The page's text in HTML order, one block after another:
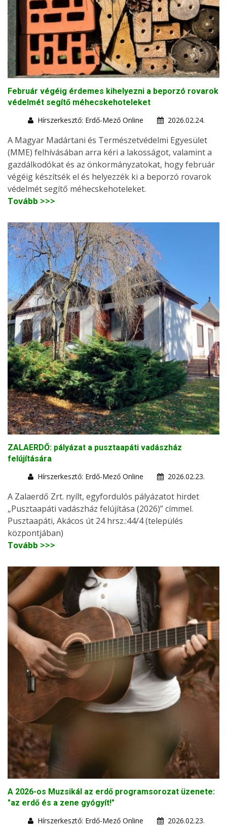
Február végéig érdemes kihelyezni a beporzó rovarok
védelmét segítő méhecskehoteleket
Hírszerkesztő: Erdő-Mező Online
2026.02.24.
A Magyar Madártani és Természetvédelmi Egyesület
(MME) felhívásában arra kéri a lakosságot, valamint a
gazdálkodókat és az önkormányzatokat, hogy február
végéig készítsék el és helyezzék ki a beporzó rovarok
védelmét segítő méhecskehoteleket.
Tovább >>>
ZALAERDŐ: pályázat a pusztaapáti vadászház
felújítására
Hírszerkesztő: Erdő-Mező Online
2026.02.23.
A Zalaerdő Zrt. nyílt, egyfordulós pályázatot hirdet
„Pusztaapáti vadászház felújítása (2026)” címmel.
Pusztaapáti, Akácos út 24 hrsz.:44/4 (település
központjában)
Tovább >>>
A 2026-os Muzsikál az erdő programsorozat üzenete:
"az erdő és a zene gyógyít!"
Hírszerkesztő: Erdő-Mező Online
2026.02.23.